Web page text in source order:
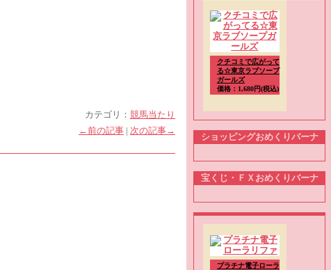
カテゴリ： 競馬当たり
←前の記事
次の記事→
クチコミで広がって
る☆東京ラブソープ
ガールズ
価格：1,680円(税込)
ショッピングおめくりバーナ
宝くじ・ＦＸおめくりバーナ
プラチナ電子ローラ